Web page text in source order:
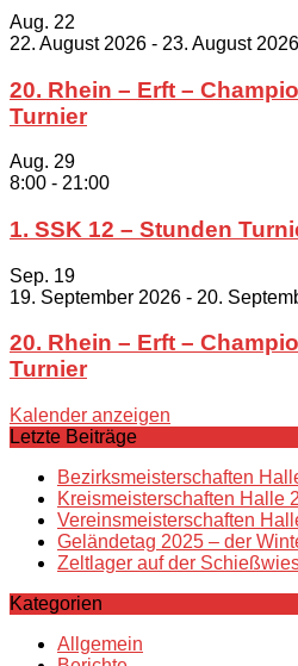
Aug. 22
22. August 2026 - 23. August 2026
20. Rhein – Erft –
Turnier
Aug. 29
8:00 - 21:00
1. SSK 12 – Stunden
Sep. 19
19. September 2026 - 20.
20. Rhein – Erft –
Turnier
Kalender anzeigen
Letzte Beiträge
Bezirksmeisterschaften
Kreismeisterschaften Halle
Vereinsmeisterschaften
Geländetag 2025 – der
Zeltlager auf der
Kategorien
Allgemein